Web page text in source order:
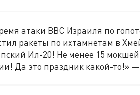
атаки ВВС Израиля по
ракеты по ихтамнетам в
Ил-20! Не менее 15
Да это праздник какой-то!» —